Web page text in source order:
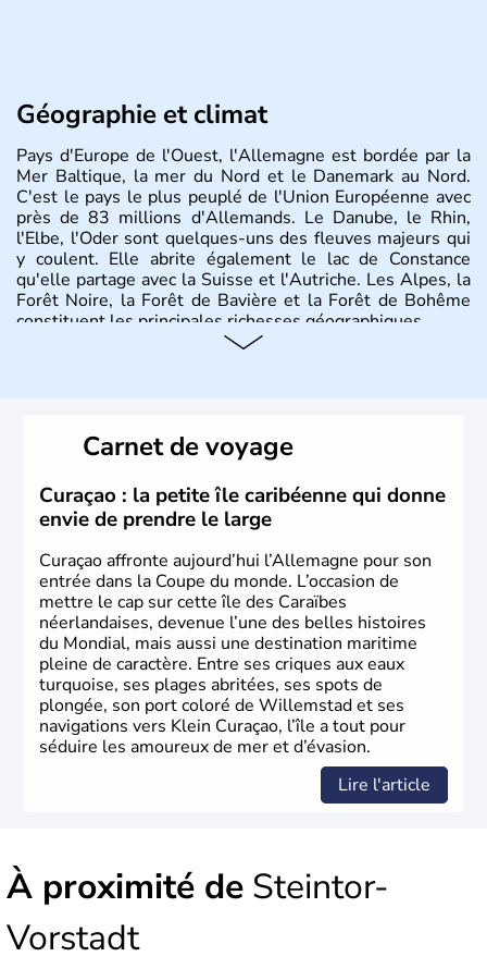
Géographie et climat
Pays d'Europe de l'Ouest, l'Allemagne est bordée par la
Mer Baltique, la mer du Nord et le Danemark au Nord.
C'est le pays le plus peuplé de l'Union Européenne avec
près de 83 millions d'Allemands. Le Danube, le Rhin,
l'Elbe, l'Oder sont quelques-uns des fleuves majeurs qui
y coulent. Elle abrite également le lac de Constance
qu'elle partage avec la Suisse et l'Autriche. Les Alpes, la
Forêt Noire, la Forêt de Bavière et la Forêt de Bohême
constituent les principales richesses géographiques.
lesquelles bénéficient d'une grande autonomie. Le pays
peut se targuer de grands noms qu'il a vu naître dans tous
les domaines, des arts à la politique en passant par la
philosophie. Hertz, Gutenberg, Heidegger, Thomas Mann,
Herman Hesse ou bien Hegel en font partie.
Carnet de voyage
Curaçao : la petite île caribéenne qui donne
envie de prendre le large
Curaçao affronte aujourd’hui l’Allemagne pour son
entrée dans la Coupe du monde. L’occasion de
mettre le cap sur cette île des Caraïbes
néerlandaises, devenue l’une des belles histoires
du Mondial, mais aussi une destination maritime
pleine de caractère. Entre ses criques aux eaux
turquoise, ses plages abritées, ses spots de
plongée, son port coloré de Willemstad et ses
navigations vers Klein Curaçao, l’île a tout pour
séduire les amoureux de mer et d’évasion.
Lire l'article
À proximité de Steintor-
Vorstadt